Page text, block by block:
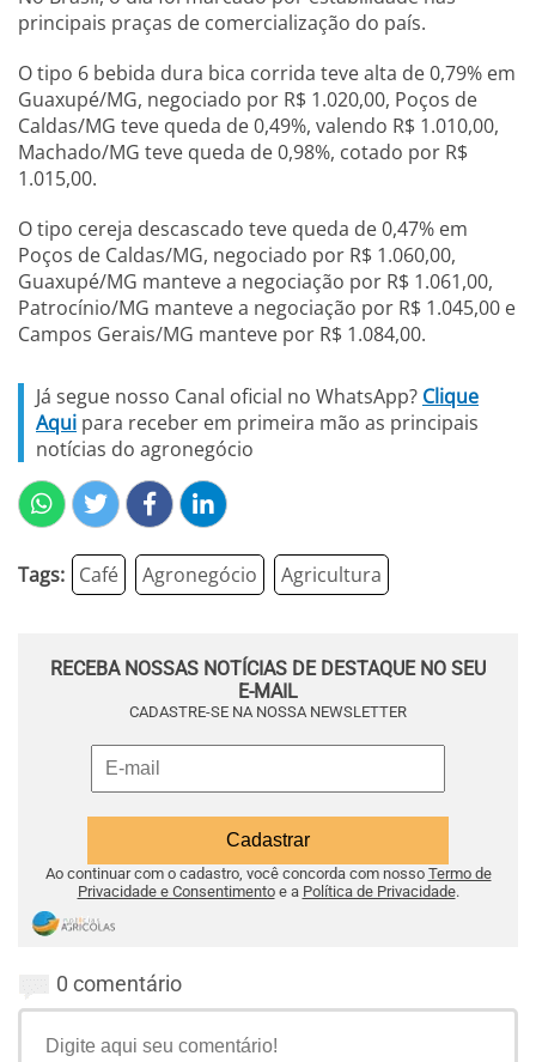
principais praças de comercialização do país.
O tipo 6 bebida dura bica corrida teve alta de 0,79% em
Guaxupé/MG, negociado por R$ 1.020,00, Poços de
Caldas/MG teve queda de 0,49%, valendo R$ 1.010,00,
Machado/MG teve queda de 0,98%, cotado por R$
1.015,00.
O tipo cereja descascado teve queda de 0,47% em
Poços de Caldas/MG, negociado por R$ 1.060,00,
Guaxupé/MG manteve a negociação por R$ 1.061,00,
Patrocínio/MG manteve a negociação por R$ 1.045,00 e
Campos Gerais/MG manteve por R$ 1.084,00.
Já segue nosso Canal oficial no WhatsApp? Clique
Aqui para receber em primeira mão as principais
notícias do agronegócio
Tags: Café Agronegócio Agricultura
RECEBA NOSSAS NOTÍCIAS DE DESTAQUE NO SEU
E-MAIL
CADASTRE-SE NA NOSSA NEWSLETTER
Ao continuar com o cadastro, você concorda com nosso Termo de
Privacidade e Consentimentoe a Política de Privacidade.
0 comentário